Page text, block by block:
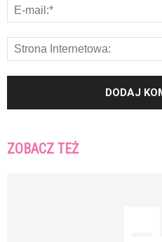
ZOBACZ TEŻ